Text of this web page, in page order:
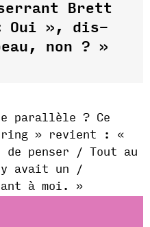
serrant Brett
Oui », dis-
non ? »
parallèle ? Ce
» revient : «
penser / Tout au
avait un /
à moi. »